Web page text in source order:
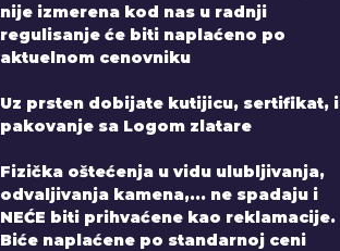
nije izmerena kod nas u radnji
regulisanje će biti naplaćeno po
aktuelnom cenovniku
Uz prsten dobijate kutijicu, sertifikat, i
pakovanje sa Logom zlatare
Fizička oštećenja u vidu ulubljivanja,
odvaljivanja kamena,... ne spadaju i
NEĆE biti prihvaćene kao reklamacije.
Biće naplaćene po standarnoj ceni